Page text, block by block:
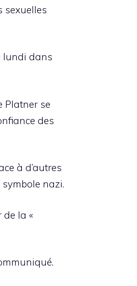
sexuelles
lundi dans
Platner se
des
à d’autres
nazi.
la «